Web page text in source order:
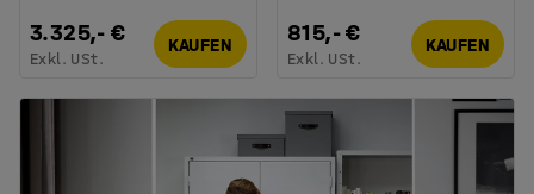
3.325,- €
Exkl. USt.
KAUFEN 815,- €
Exkl. USt.
KAUFEN